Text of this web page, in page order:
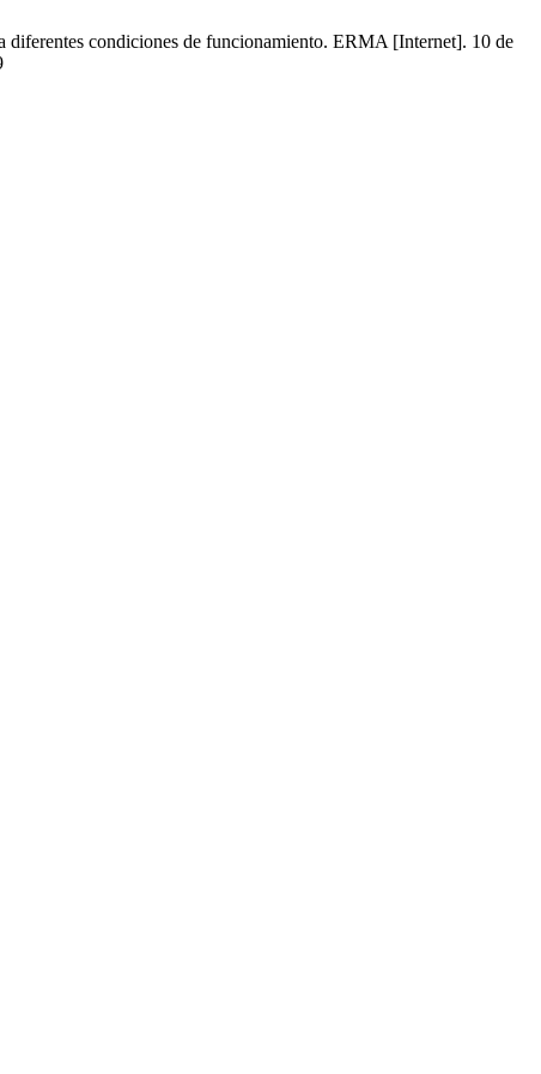
condiciones de funcionamiento. ERMA [Internet]. 10 de